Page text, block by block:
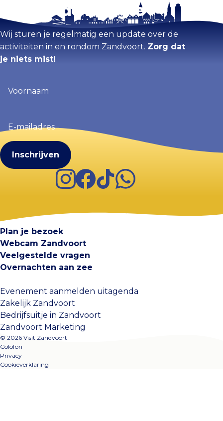
Kaart vergroten
Blijf op de hoogte
Wij sturen je regelmatig een update over de
activiteiten in en rondom Zandvoort. Zorg dat
je niets mist!
(Vereist)
mailadres
(Vereist)
InstagramFacebook
TikTokWhatsApp
Plan je bezoek
Webcam Zandvoort
Veelgestelde vragen
Overnachten aan zee
Evenement aanmelden uitagenda
Zakelijk Zandvoort
Bedrijfsuitje in Zandvoort
Zandvoort Marketing
© 2026 Visit Zandvoort
Colofon
Privacy
Cookieverklaring